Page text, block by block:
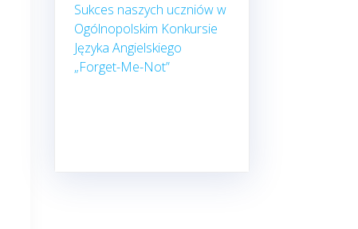
Sukces naszych uczniów w
Ogólnopolskim Konkursie
Języka Angielskiego
„Forget-Me-Not”